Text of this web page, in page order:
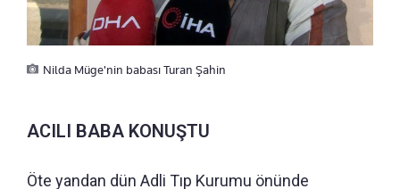
Nilda Müge'nin babası Turan Şahin
ACILI BABA KONUŞTU
Öte yandan dün Adli Tıp Kurumu önünde